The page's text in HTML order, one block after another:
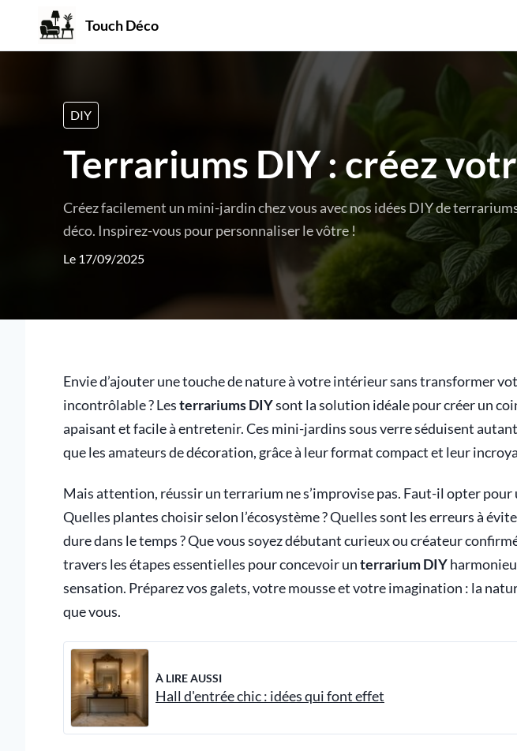
Touch Déco
DIY
Terrariums DIY : créez
Créez facilement un mini-jardin chez vous avec nos idées DIY de
déco. Inspirez-vous pour personnaliser le vôtre !
Le 17/09/2025
Envie d’ajouter une touche de nature à votre intérieur sans transformer
incontrôlable ? Lesterrariums DIYsont la solution idéale pour créer un
apaisant et facile à entretenir. Ces mini-jardins sous verre séduisent
que les amateurs de décoration, grâce à leur format compact et leur
Mais attention, réussir un terrarium ne s’improvise pas. Faut-il opter pour
Quelles plantes choisir selon l’écosystème ? Quelles sont les erreurs à
dure dans le temps ? Que vous soyez débutant curieux ou créateur
travers les étapes essentielles pour concevoir unterrarium DIY
sensation. Préparez vos galets, votre mousse et votre imagination : la
que vous.
À LIRE AUSSI
Hall d'entrée chic : idées qui font effet